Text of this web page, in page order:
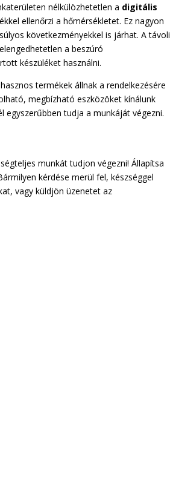
nélkülözhetetlen a digitális
ellenőrzi a hőmérsékletet. Ez nagyon
következményekkel is járhat. A távoli
a beszúró
készüléket használni.
termékek állnak a rendelkezésére
megbízható eszközöket kínálunk
egyszerűbben tudja a munkáját végezni.
munkát tudjon végezni! Állapítsa
kérdése merül fel, készséggel
vagy küldjön üzenetet az